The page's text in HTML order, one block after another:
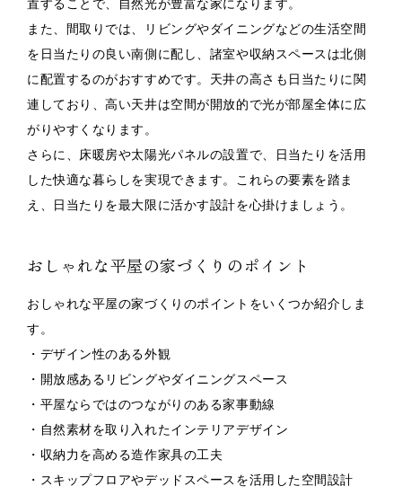
置することで、自然光が豊富な家になります。
また、間取りでは、リビングやダイニングなどの生活空間
を日当たりの良い南側に配し、諸室や収納スペースは北側
に配置するのがおすすめです。天井の高さも日当たりに関
連しており、高い天井は空間が開放的で光が部屋全体に広
がりやすくなります。
さらに、床暖房や太陽光パネルの設置で、日当たりを活用
した快適な暮らしを実現できます。これらの要素を踏ま
え、日当たりを最大限に活かす設計を心掛けましょう。
おしゃれな平屋の家づくりのポイント
おしゃれな平屋の家づくりのポイントをいくつか紹介しま
す。
・デザイン性のある外観
・開放感あるリビングやダイニングスペース
・平屋ならではのつながりのある家事動線
・自然素材を取り入れたインテリアデザイン
・収納力を高める造作家具の工夫
・スキップフロアやデッドスペースを活用した空間設計